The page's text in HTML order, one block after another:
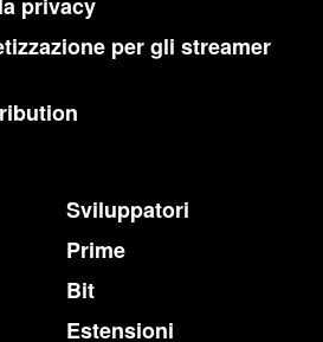
per gli streamer
Sviluppatori
Prime
Bit
Estensioni